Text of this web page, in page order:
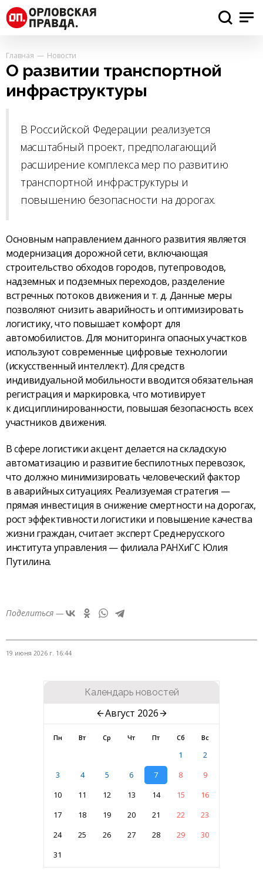
Главная Новости
О развитии транспортной
инфраструктуры
В Российской Федерации реализуется
масштабный проект, предполагающий
расширение комплекса мер по развитию
транспортной инфраструктуры и
повышению безопасности на дорогах.
Основным направлением данного развития является
модернизация дорожной сети, включающая
строительство обходов городов, путепроводов,
надземных и подземных переходов, разделение
встречных потоков движения и т. д. Данные меры
позволяют снизить аварийность и оптимизировать
логистику, что повышает комфорт для
автомобилистов. Для мониторинга опасных участков
используют современные цифровые технологии
(искусственный интеллект). Для средств
индивидуальной мобильности вводится обязательная
регистрация и маркировка, что мотивирует
к дисциплинированности, повышая безопасность всех
участников движения.
В сфере логистики акцент делается на складскую
автоматизацию и развитие беспилотных перевозок,
что должно минимизировать человеческий фактор
в аварийных ситуациях. Реализуемая стратегия —
прямая инвестиция в снижение смертности на дорогах,
рост эффективности логистики и повышение качества
жизни граждан, считает эксперт Среднерусского
института управления — филиала РАНХиГС Юлия
Путилина.
Поделиться —
19 июня 2026 г. 16:44
Календарь новостей
Август 2026
Пн Вт Ср Чт Пт Сб Вс
1
2
3
4 5 6 7 8
9
10
11 12 13 14 15
16
17
18 19 20 21 22
23
24
25 26 27 28 29
30
31